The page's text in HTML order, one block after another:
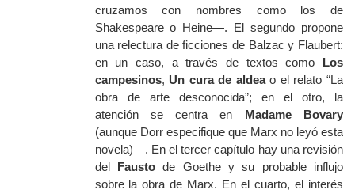
cruzamos con nombres como los de
Shakespeare o Heine—. El segundo propone
una relectura de ficciones de Balzac y Flaubert:
en un caso, a través de textos como Los
campesinos, Un cura de aldeao el relato “La
obra de arte desconocida”; en el otro, la
atención se centra en Madame Bovary
(aunque Dorr especifique que Marx no leyó esta
novela)—. En el tercer capítulo hay una revisión
del Faustode Goethe y su probable influjo
sobre la obra de Marx. En el cuarto, el interés